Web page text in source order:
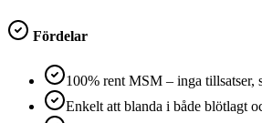
Fördelar
100% rent MSM – inga tillsatser,
Enkelt att blanda i både blötlagt